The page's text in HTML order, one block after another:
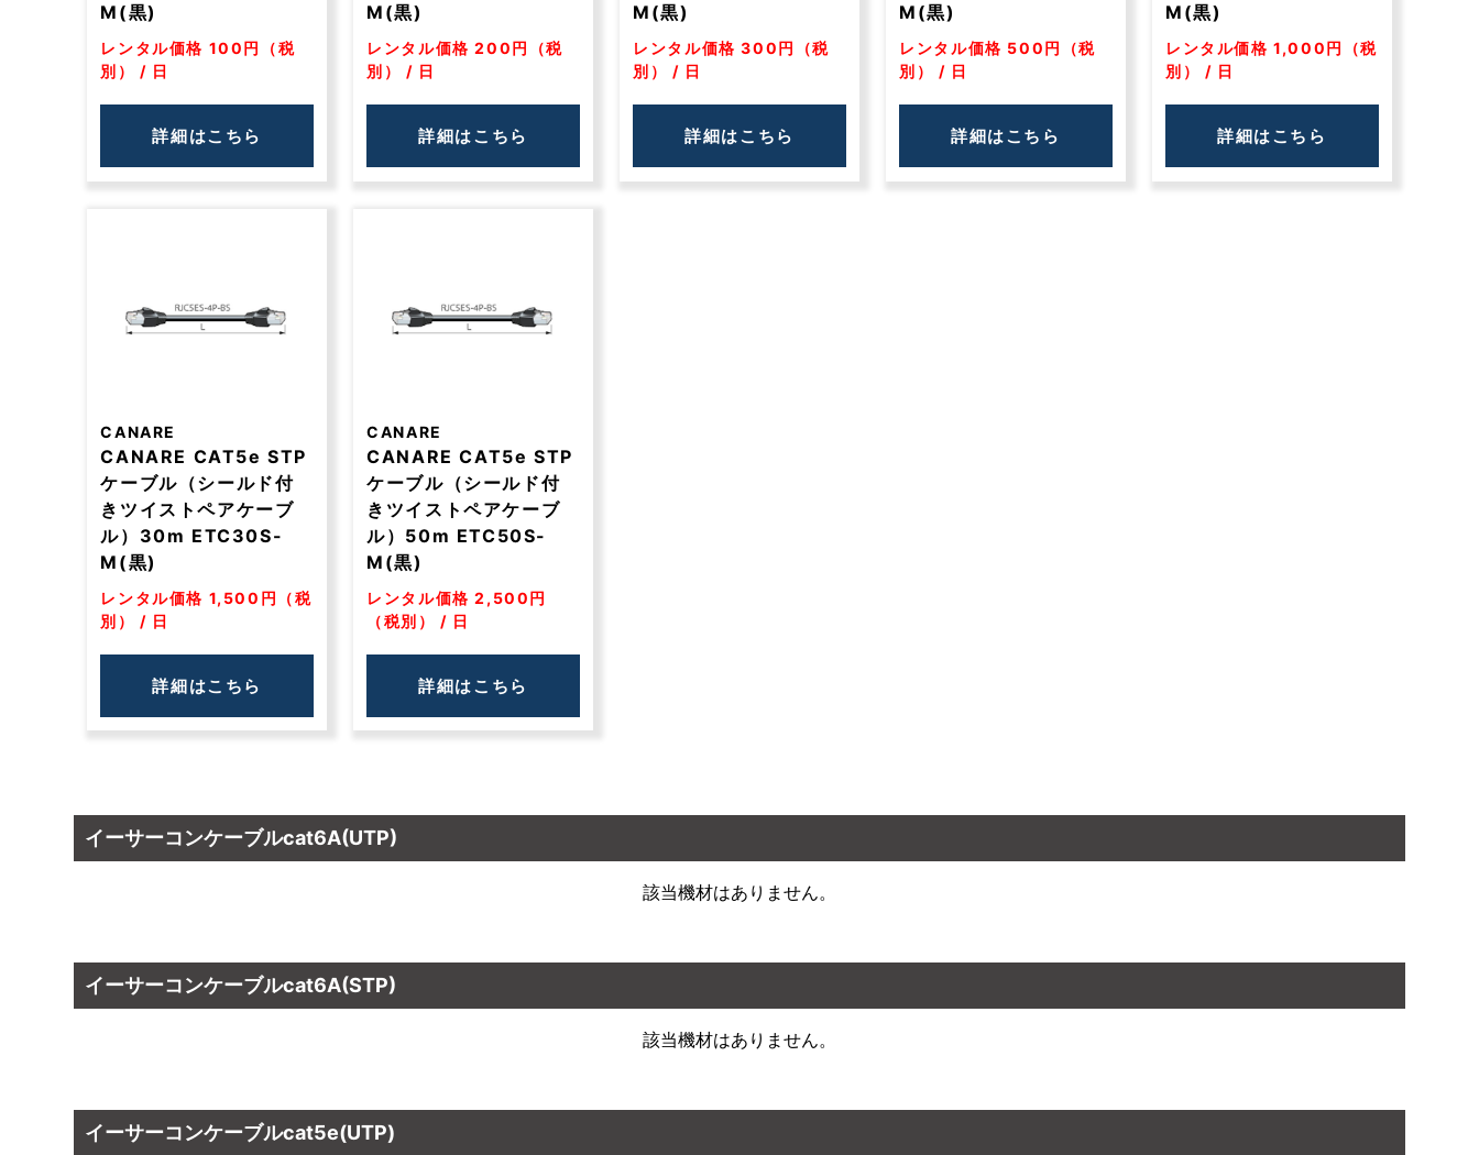
M(黒)
レンタル価格 100円（税
別） / 日
詳細はこちら
M(黒)
レンタル価格 200円（税
別） / 日
詳細はこちら
M(黒)
レンタル価格 300円（税
別） / 日
詳細はこちら
M(黒)
レンタル価格 500円（税
別） / 日
詳細はこちら
M(黒)
レンタル価格 1,000円（税
別） / 日
詳細はこちら
CANARE
CANARE CAT5e STP
ケーブル（シールド付
きツイストペアケーブ
ル）30m ETC30S-
M(黒)
レンタル価格 1,500円（税
別） / 日
詳細はこちら
CANARE
CANARE CAT5e STP
ケーブル（シールド付
きツイストペアケーブ
ル）50m ETC50S-
M(黒)
レンタル価格 2,500円
（税別） / 日
詳細はこちら
イーサーコンケーブルcat6A(UTP)
該当機材はありません。
イーサーコンケーブルcat6A(STP)
該当機材はありません。
イーサーコンケーブルcat5e(UTP)